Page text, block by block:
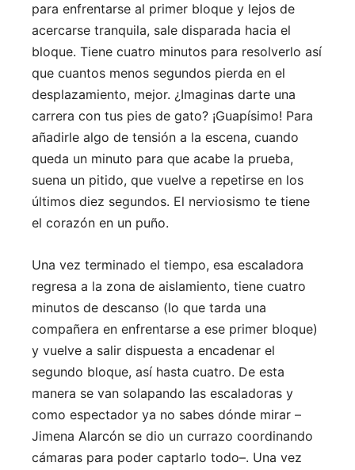
para enfrentarse al primer bloque y lejos de
acercarse tranquila, sale disparada hacia el
bloque. Tiene cuatro minutos para resolverlo así
que cuantos menos segundos pierda en el
desplazamiento, mejor. ¿Imaginas darte una
carrera con tus pies de gato? ¡Guapísimo! Para
añadirle algo de tensión a la escena, cuando
queda un minuto para que acabe la prueba,
suena un pitido, que vuelve a repetirse en los
últimos diez segundos. El nerviosismo te tiene
el corazón en un puño.
Una vez terminado el tiempo, esa escaladora
regresa a la zona de aislamiento, tiene cuatro
minutos de descanso (lo que tarda una
compañera en enfrentarse a ese primer bloque)
y vuelve a salir dispuesta a encadenar el
segundo bloque, así hasta cuatro. De esta
manera se van solapando las escaladoras y
como espectador ya no sabes dónde mirar –
Jimena Alarcón se dio un currazo coordinando
cámaras para poder captarlo todo–. Una vez